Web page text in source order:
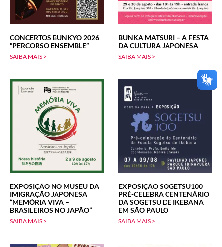
CONCERTOS BUNKYO 2026
“PERCORSO ENSEMBLE”
SAIBA MAIS >
BUNKA MATSURI – A FESTA
DA CULTURA JAPONESA
SAIBA MAIS >
EXPOSIÇÃO NO MUSEU DA
IMIGRAÇÃO JAPONESA
“MEMÓRIA VIVA –
BRASILEIROS NO JAPÃO”
SAIBA MAIS >
EXPOSIÇÃO SOGETSU100
PRÉ-CELEBRA CENTENÁRIO
DA SOGETSU DE IKEBANA
EM SÃO PAULO
SAIBA MAIS >